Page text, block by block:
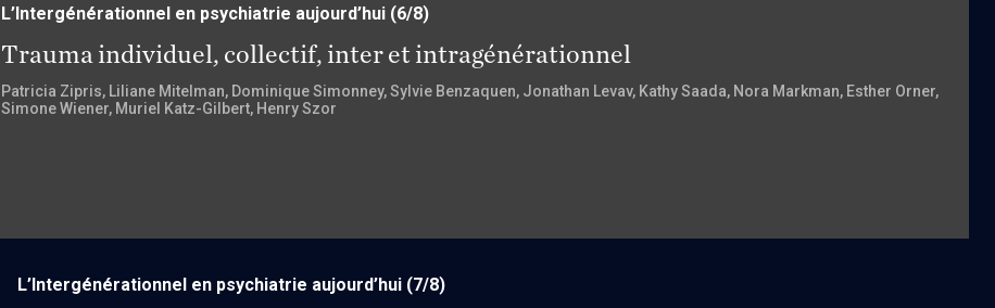
L’Intergénérationnel en psychiatrie aujourd’hui (6/8)
Trauma individuel, collectif, inter et intragénérationnel
Patricia Zipris, Liliane Mitelman, Dominique Simonney, Sylvie Benzaquen, Jonathan Levav, Kathy Saada, Nora Markman, Esther Orner,
Simone Wiener, Muriel Katz-Gilbert, Henry Szor
L’Intergénérationnel en psychiatrie aujourd’hui (7/8)